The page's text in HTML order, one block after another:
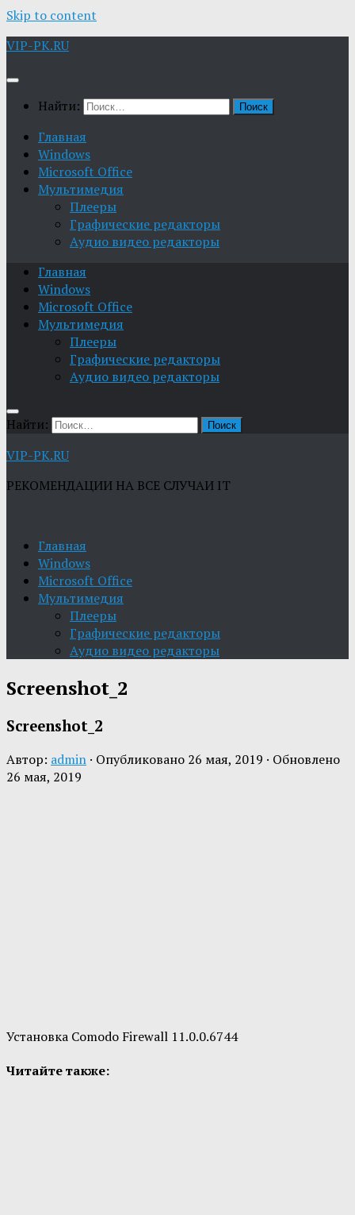
Skip to content
VIP-PK.RU
Найти:
Главная
Windows
Microsoft Office
Мультимедия
Плееры
Графические редакторы
Aудио видео редакторы
Главная
Windows
Microsoft Office
Мультимедия
Плееры
Графические редакторы
Aудио видео редакторы
Найти:
VIP-PK.RU
РЕКОМЕНДАЦИИ НА ВСЕ СЛУЧАИ IT
Главная
Windows
Microsoft Office
Мультимедия
Плееры
Графические редакторы
Aудио видео редакторы
Screenshot_2
Screenshot_2
Автор: admin · Опубликовано 26 мая, 2019 · Обновлено
26 мая, 2019
Установка Comodo Firewall 11.0.0.6744
Читайте также: